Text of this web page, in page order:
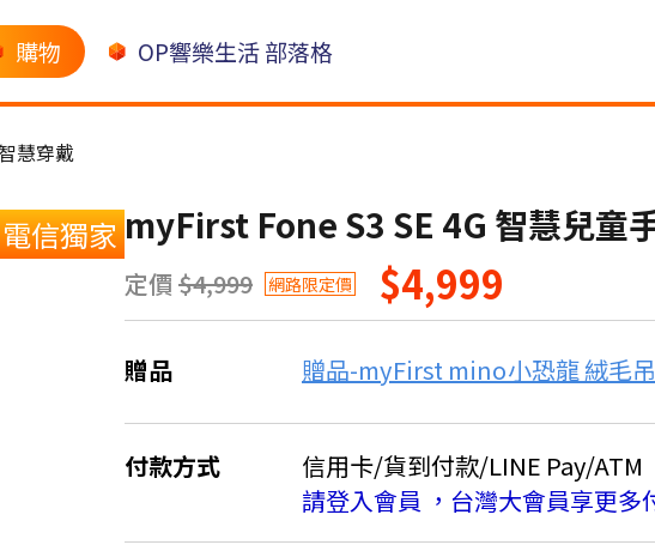
購物 OP響樂生活 部落格
慧穿戴
電信獨家 電信
myFirst Fone S3 SE 4G 智慧兒童
定價 $4,999 網路限定價 $4,999
贈品 贈品-myFirst mino小恐龍 絨毛
付款方式
信用卡/貨到付款/LINE Pay/ATM
請登入會員 ，台灣大會員享更多